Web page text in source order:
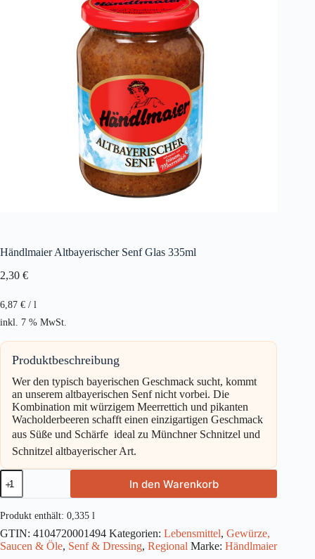
Händlmaier Altbayerischer Senf Glas 335ml
2,30 €
6,87 € / l
inkl. 7 % MwSt.
Produktbeschreibung
Wer den typisch bayerischen Geschmack sucht, kommt
an unserem altbayerischen Senf nicht vorbei. Die
Kombination mit würzigem Meerrettich und pikanten
Wacholderbeeren schafft einen einzigartigen Geschmack
aus Süße und Schärfe  ideal zu Münchner Schnitzel und
Schnitzel altbayerischer Art.
Händlmaier
Altbayerischer
Senf
Glas
335ml
Menge
In den Warenkorb
Produkt enthält: 0,335 l
GTIN: 4104720001494 Kategorien: Lebensmittel, Gewürze,
Saucen & Öle, Senf & Dressing, Regional Marke: Händlmaier